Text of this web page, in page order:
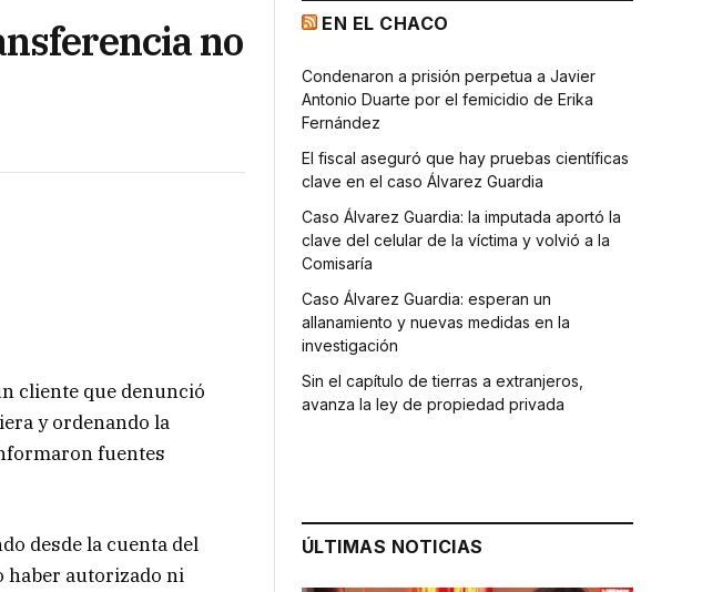
no
cliente que denunció
y ordenando la
fuentes
desde la cuenta del
haber autorizado ni
EN EL CHACO
Condenaron a prisión perpetua a Javier
Antonio Duarte por el femicidio de Erika
Fernández
El fiscal aseguró que hay pruebas científicas
clave en el caso Álvarez Guardia
Caso Álvarez Guardia: la imputada aportó la
clave del celular de la víctima y volvió a la
Comisaría
Caso Álvarez Guardia: esperan un
allanamiento y nuevas medidas en la
investigación
Sin el capítulo de tierras a extranjeros,
avanza la ley de propiedad privada
ÚLTIMAS NOTICIAS